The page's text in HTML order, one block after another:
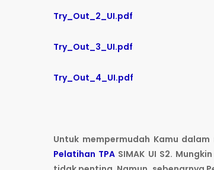
Try_Out_2_UI.pdf
Try_Out_3_UI.pdf
Try_Out_4_UI.pdf
Untuk mempermudah Kamu dalam
Pelatihan TPA SIMAK UI S2.